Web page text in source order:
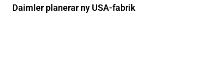
Daimler planerar ny USA-fabrik